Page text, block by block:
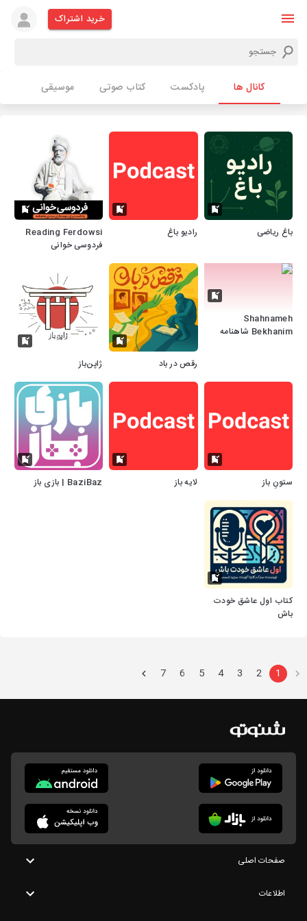
خرید اشتراک
کانال ها پادکست کتاب صوتی موسیقی
باغ ریاضی رادیو باغ
Reading Ferdowsi
فردوسی خوانی
Shahnameh
Bekhanim شاهنامه
رقص در باد
ژاپن‌باز
ستونِ باز لایه باز BaziBaz | بازی باز
کتاب اول عاشق خودت
باش
1
2
3
4
5
6
7
صفحات اصلی
اطلاعات